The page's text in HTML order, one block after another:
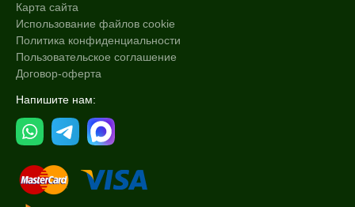
Карта сайта
Использование файлов cookie
Политика конфиденциальности
Пользовательское соглашение
Договор-оферта
Напишите нам: